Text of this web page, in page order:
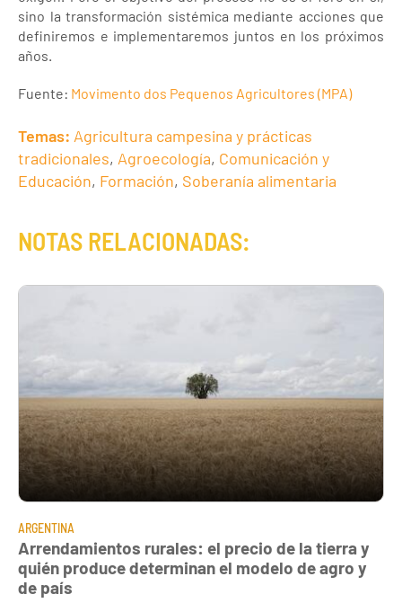
sino la transformación sistémica mediante acciones que
definiremos e implementaremos juntos en los próximos
años.
Fuente: Movimento dos Pequenos Agricultores (MPA)
Temas: Agricultura campesina y prácticas
tradicionales, Agroecología, Comunicación y
Educación, Formación, Soberanía alimentaria
NOTAS RELACIONADAS:
ARGENTINA
Arrendamientos rurales: el precio de la tierra y
quién produce determinan el modelo de agro y
de país